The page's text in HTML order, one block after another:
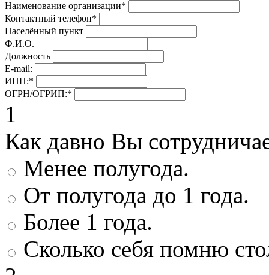
Наименование организации*
Контактный телефон*
Населённый пункт
Ф.И.О.
Должность
E-mail:
ИНН:*
ОГРН/ОГРИП:*
1
Как давно Вы
Менее полугода.
От полугода до 1 года.
Более 1 года.
Сколько себя помню